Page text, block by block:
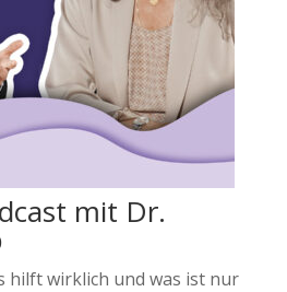
mit Dr.
hilft wirklich und was ist nur